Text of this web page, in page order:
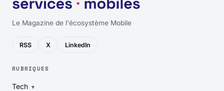
Le Magazine de l'écosystème Mobile
RSS X LinkedIn
RUBRIQUES
Tech